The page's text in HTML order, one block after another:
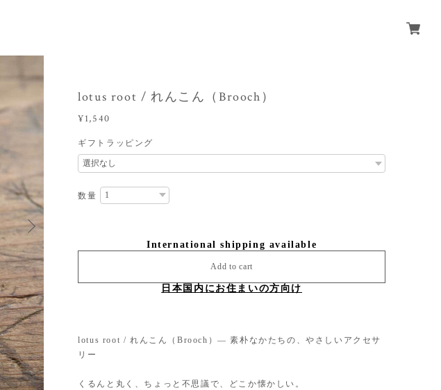
2/4
lotus root / れんこん（Brooch）
¥1,540
ギフトラッピング
数量
International shipping available
Add to cart
日本国内にお住まいの方向け
lotus root / れんこん（Brooch）— 素朴なかたちの、やさしいアクセサ
リー
くるんと丸く、ちょっと不思議で、どこか懐かしい。